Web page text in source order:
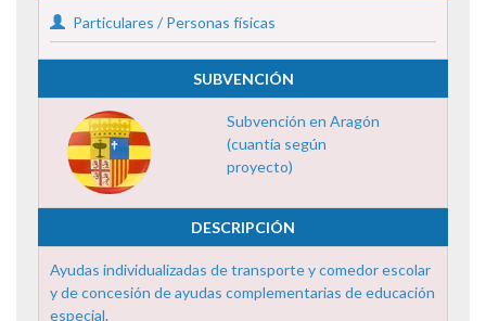
Particulares / Personas físicas
SUBVENCIÓN
Subvención en Aragón
(cuantía según
proyecto)
DESCRIPCIÓN
Ayudas individualizadas de transporte y comedor escolar
y de concesión de ayudas complementarias de educación
especial.